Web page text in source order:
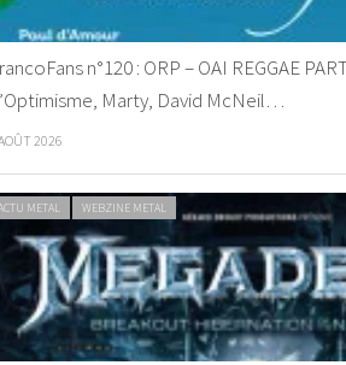
n°120 : ORP – OAI REGGAE
Marty, David McNeil…
2026
METAL WEBZINE METAL